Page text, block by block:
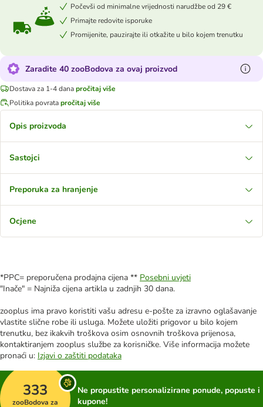
Počevši od minimalne vrijednosti narudžbe od 29 €
Primajte redovite isporuke
Promijenite, pauzirajte ili otkažite u bilo kojem trenutku
Zaradite 40 zooBodova za ovaj proizvod
Dostava za 1-4 danapročitaj više
Politika povratapročitaj više
Opis proizvoda
Sastojci
Preporuka za hranjenje
Ocjene
*PPC= preporučena prodajna cijena ** Posebni uvjeti
"Inače" = Najniža cijena artikla u zadnjih 30 dana.
zooplus ima pravo koristiti vašu adresu e-pošte za izravno oglašavanje
vlastite slične robe ili usluga. Možete uložiti prigovor u bilo kojem
trenutku, bez ikakvih troškova osim osnovnih troškova prijenosa,
kontaktiranjem zooplus službe za korisničke. Više informacija možete
pronaći u: Izjavi o zaštiti podataka
333
zooBodova za
Ne propustite personalizirane ponude, popuste i
kupone!